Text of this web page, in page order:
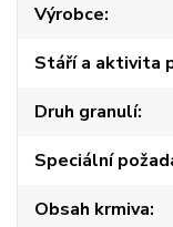
Výrobce
Stáří a aktivita
Druh granulí
Speciální
Obsah krmiva